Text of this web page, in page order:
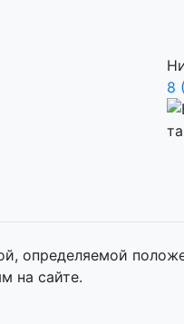
8
определяемой
на сайте.